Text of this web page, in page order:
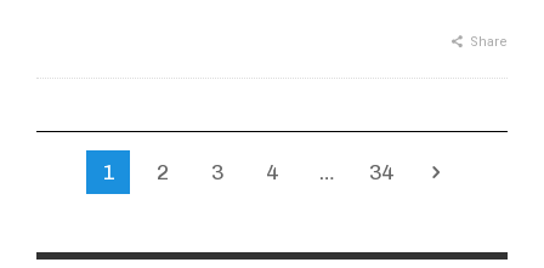
Share
1 2 3 4 … 34